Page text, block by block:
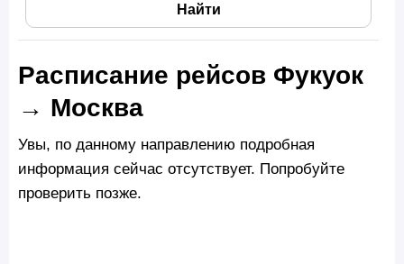
Найти
Расписание рейсов Фукуок
→ Москва
Увы, по данному направлению подробная
информация сейчас отсутствует. Попробуйте
проверить позже.